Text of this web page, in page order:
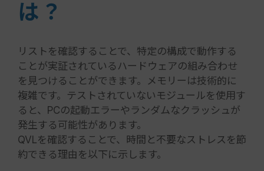
は？
リストを確認することで、特定の構成で動作する
ことが実証されているハードウェアの組み合わせ
を見つけることができます。メモリーは技術的に
複雑です。テストされていないモジュールを使用す
ると、PCの起動エラーやランダムなクラッシュが
発生する可能性があります。
QVLを確認することで、時間と不要なストレスを節
約できる理由を以下に示します。